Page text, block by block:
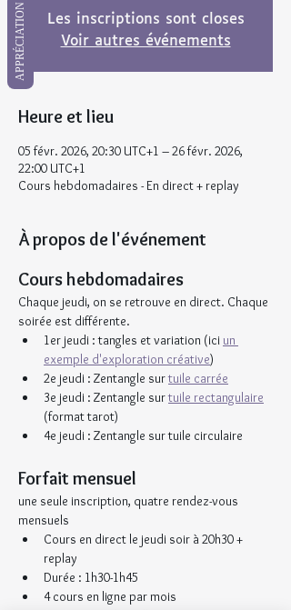
Les inscriptions sont closes
Voir autres événements
Heure et lieu
05 févr. 2026, 20:30 UTC+1 – 26 févr. 2026,
22:00 UTC+1
Cours hebdomadaires - En direct + replay
À propos de l'événement
Cours hebdomadaires
Chaque jeudi, on se retrouve en direct. Chaque
soirée est différente.
1er jeudi : tangles et variation (ici un
exemple d'exploration créative)
2e jeudi : Zentangle sur tuile carrée
3e jeudi : Zentangle sur tuile rectangulaire
(format tarot)
4e jeudi : Zentangle sur tuile circulaire
Forfait mensuel
une seule inscription, quatre rendez-vous
mensuels
Cours en direct le jeudi soir à 20h30 +
replay
Durée : 1h30-1h45
4 cours en ligne par mois
APPRÉCIATION